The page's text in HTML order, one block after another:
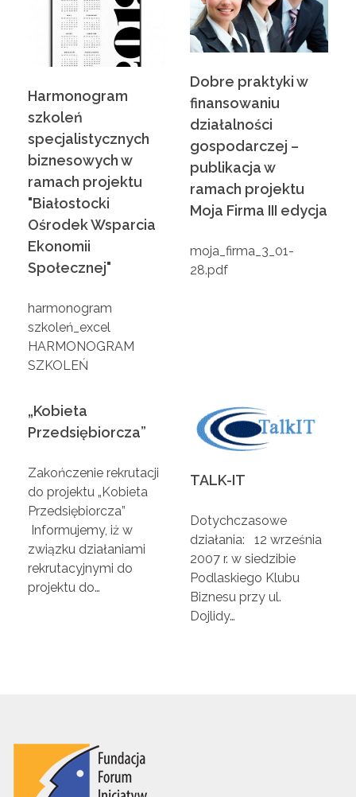
t
w
a
P
o
w
i
t
o
w
e
B
Harmonogram
szkoleń
specjalistycznych
biznesowych w
ramach projektu
"Białostocki
Ośrodek Wsparcia
Ekonomii
Społecznej"
harmonogram
szkoleń_excel
HARMONOGRAM
SZKOLEŃ
Dobre praktyki w
finansowaniu
działalności
gospodarczej –
publikacja w
ramach projektu
Moja Firma III edycja
moja_firma_3_01-
28.pdf
„Kobieta
Przedsiębiorcza”
Zakończenie rekrutacji
do projektu „Kobieta
Przedsiębiorcza”
Informujemy, iż w
związku działaniami
rekrutacyjnymi do
projektu do…
TALK-IT
Dotychczasowe
działania: 12 września
2007 r. w siedzibie
Podlaskiego Klubu
Biznesu przy ul.
Dojlidy…